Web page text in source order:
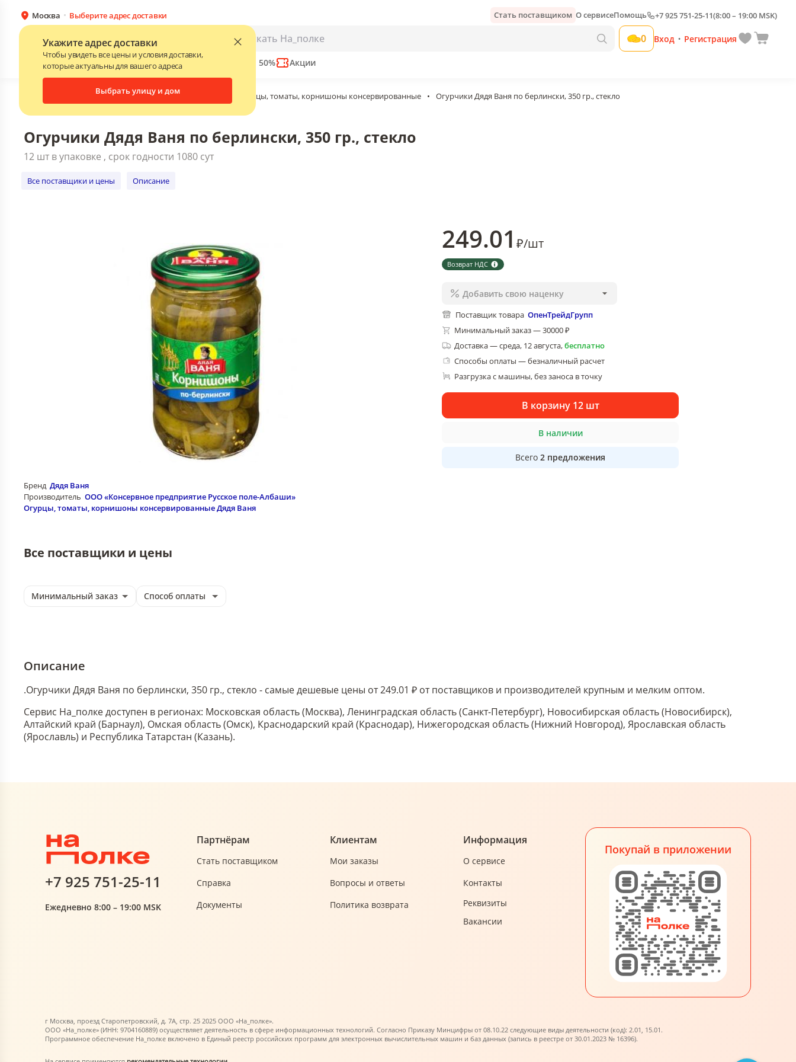
Москва Выберите адрес доставки
Укажите адрес доставки
Чтобы увидеть все цены и условия доставки,
которые актуальны для вашего адреса
Выбрать улицу и дом
Стать поставщиком О сервисеПомощь +7 925 751-25-11(8:00 – 19:00 MSK)
Каталог 0 Вход • Регистрация
БрендыПрайс-листы поставщиков Скидки до 50% Акции
Каталог • Консервированные продукты Огурцы, томаты, корнишоны консервированные • Огурчики Дядя Ваня по берлински, 350 гр., стекло
Огурчики Дядя Ваня по берлински, 350 гр., стекло
12 шт в упаковке , срок годности 1080 сут
Все поставщики и цены Описание
Добавить свою наценку
Огурчики Дядя Ваня по берлински, 350 гр., стекло
12 шт в упаковке , срок годности 1080 сут
Все поставщики и цены Описание
Бренд Дядя Ваня
Производитель ООО «Консервное предприятие Русское поле-Албаши»
Огурцы, томаты, корнишоны консервированные Дядя Ваня
249.01 ₽/шт
Возврат НДС
Добавить свою наценку
Поставщик товара ОпенТрейдГрупп
Минимальный заказ — 30000 ₽
Доставка—среда, 12 августа,бесплатно
Способы оплаты — безналичный расчет
Разгрузка с машины, без заноса в точку
В корзину 12 шт
В наличии
Всего 2 предложения
Все поставщики и цены
Минимальный заказ Способ оплаты
Описание
.Огурчики Дядя Ваня по берлински, 350 гр., стекло - самые дешевые цены от 249.01 ₽ от поставщиков и производителей крупным и мелким оптом.
Сервис На_полке доступен в регионах: Московская область (Москва), Ленинградская область (Санкт-Петербург), Новосибирская область (Новосибирск),
Алтайский край (Барнаул), Омская область (Омск), Краснодарский край (Краснодар), Нижегородская область (Нижний Новгород), Ярославская область
(Ярославль) и Республика Татарстан (Казань).
+7 925 751-25-11
Ежедневно 8:00 – 19:00 MSK
Партнёрам
Стать поставщиком
Справка
Документы
Клиентам
Мои заказы
Вопросы и ответы
Политика возврата
Информация
О сервисе
Контакты
Реквизиты
Вакансии
Покупай в приложении
г Москва, проезд Старопетровский, д. 7А, стр. 25 2025 ООО «На_полке».
ООО «На_полке» (ИНН: 9704160889) осуществляет деятельность в сфере информационных технологий. Согласно Приказу Минцифры от 08.10.22 следующие виды деятельности (код): 2.01, 15.01.
Программное обеспечение На_полке включено в Единый реестр российских программ для электронных вычислительных машин и баз данных (запись в реестре от 30.01.2023 № 16396).